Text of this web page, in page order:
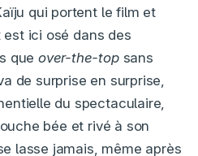
qui portent le film et
est ici osé dans des
que over-the-topsans
de surprise en surprise,
du spectaculaire,
bée et rivé à son
lasse jamais, même après